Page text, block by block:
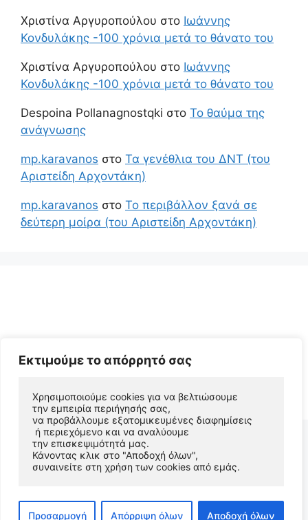
Εκτιμούμε το απόρρητό σας
Χρησιμοποιούμε cookies για να βελτιώσουμε
την εμπειρία περιήγησής σας,
να προβάλλουμε εξατομικευμένες διαφημίσεις
ή περιεχόμενο και να αναλύουμε
την επισκεψιμότητά μας.
Κάνοντας κλικ στο "Αποδοχή όλων",
συναινείτε στη χρήση των cookies από εμάς.
Προσαρμογή Απόρριψη όλων Αποδοχή όλων
Χριστίνα Αργυροπούλου στο Ιωάννης
Κονδυλάκης -100 χρόνια μετά το θάνατο του
Χριστίνα Αργυροπούλου στο Ιωάννης
Κονδυλάκης -100 χρόνια μετά το θάνατο του
Despoina Pollanagnostqki στο Το θαύμα της
ανάγνωσης
mp.karavanos στο Τα γενέθλια του ΔΝΤ (του
Αριστείδη Αρχοντάκη)
mp.karavanos στο Το περιβάλλον ξανά σε
δεύτερη μοίρα (του Αριστείδη Αρχοντάκη)
• Φτιαγμένο μεGeneratePress